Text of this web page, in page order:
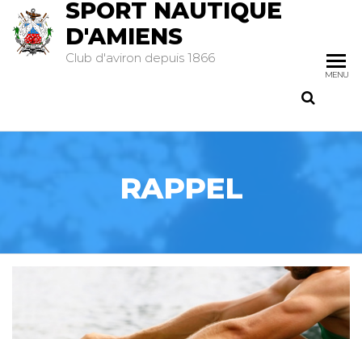
SPORT NAUTIQUE
D'AMIENS
Club d'aviron depuis 1866
MENU
RAPPEL